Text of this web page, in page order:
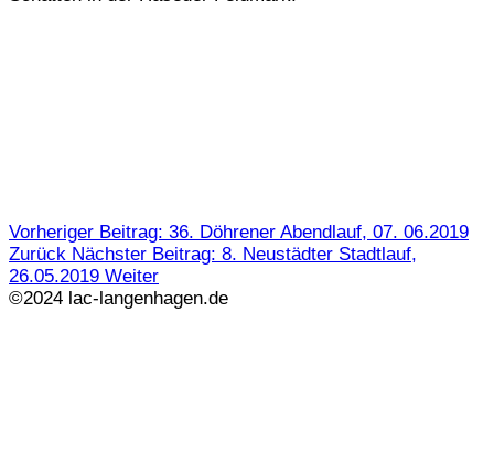
Vorheriger Beitrag: 36. Döhrener Abendlauf, 07. 06.2019
Zurück Nächster Beitrag: 8. Neustädter Stadtlauf,
26.05.2019 Weiter
©2024 lac-langenhagen.de